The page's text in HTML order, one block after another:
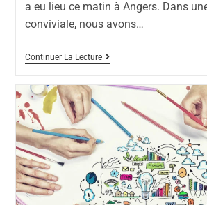
a eu lieu ce matin à Angers. Dans
conviviale, nous avons…
Continuer La Lecture